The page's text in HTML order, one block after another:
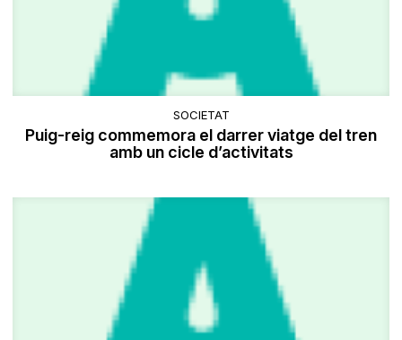
SOCIETAT
Puig-reig commemora el darrer viatge del tren
amb un cicle d’activitats